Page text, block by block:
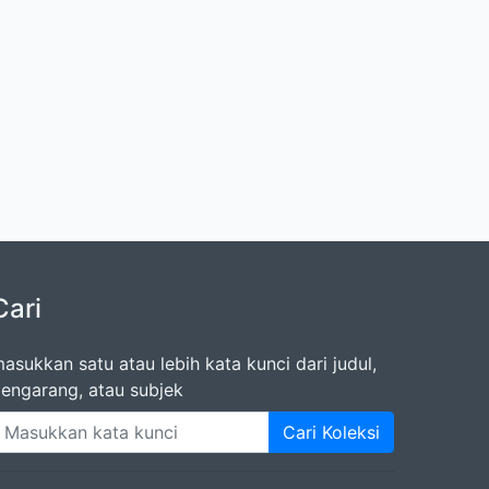
satu atau lebih kata kunci dari judul,
atau subjek
Cari Koleksi